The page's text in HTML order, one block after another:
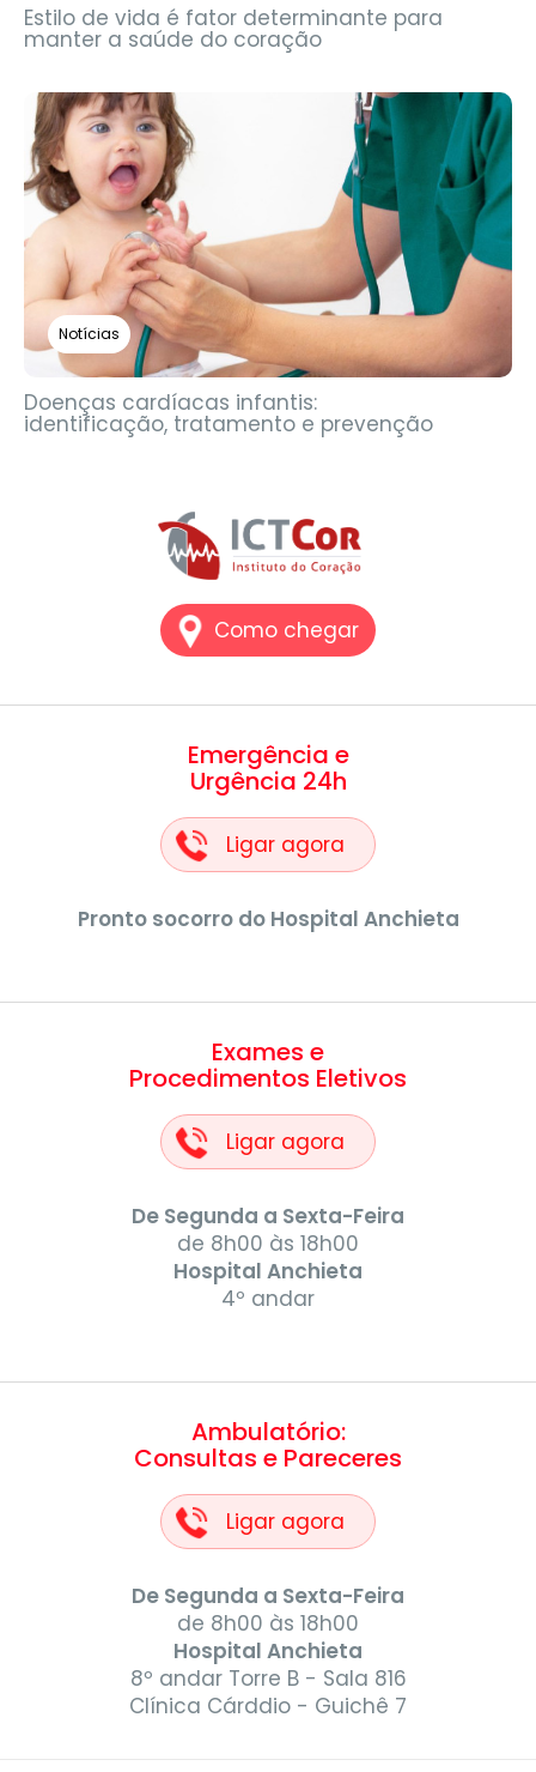
Estilo de vida é fator determinante para
manter a saúde do coração
Notícias
Doenças cardíacas infantis:
identificação, tratamento e prevenção
Como chegar
Emergência e
Urgência 24h
Ligar agora
Pronto socorro do Hospital Anchieta
Exames e
Procedimentos Eletivos
Ligar agora
De Segunda a Sexta-Feira
de 8h00 às 18h00
Hospital Anchieta
4º andar
Ambulatório:
Consultas e Pareceres
Ligar agora
De Segunda a Sexta-Feira
de 8h00 às 18h00
Hospital Anchieta
8º andar Torre B - Sala 816
Clínica Cárddio - Guichê 7